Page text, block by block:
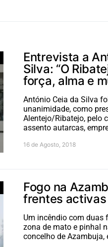
Entrevista a
Silva: “O
força, alma e
António Ceia da Silva
unanimidade, como
Alentejo/Ribatejo, pelo
assento autarcas,
16 de Agosto, 2018
Fogo na
frentes activas
Um incêndio com duas
zona de mato e pinhal
concelho de